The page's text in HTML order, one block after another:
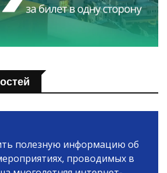
полезную информацию об
проводимых в